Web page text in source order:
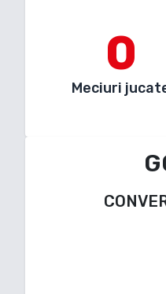
0
Meciuri